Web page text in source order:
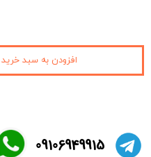
افزودن به سبد خرید
​09106949915